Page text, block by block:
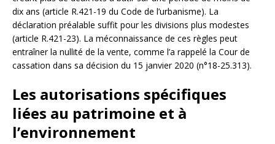
dix ans (article R.421-19 du Code de l’urbanisme). La
déclaration préalable suffit pour les divisions plus modestes
(article R.421-23). La méconnaissance de ces règles peut
entraîner la nullité de la vente, comme l’a rappelé la Cour de
cassation dans sa décision du 15 janvier 2020 (n°18-25.313).
Les autorisations spécifiques
liées au patrimoine et à
l’environnement